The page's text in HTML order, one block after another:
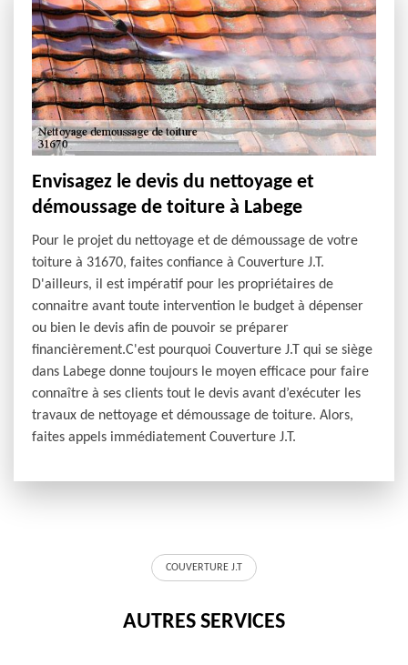
Envisagez le devis du nettoyage et
démoussage de toiture à Labege
Pour le projet du nettoyage et de démoussage de votre
toiture à 31670, faites confiance à Couverture J.T.
D'ailleurs, il est impératif pour les propriétaires de
connaitre avant toute intervention le budget à dépenser
ou bien le devis afin de pouvoir se préparer
financièrement.C'est pourquoi Couverture J.T qui se siège
dans Labege donne toujours le moyen efficace pour faire
connaître à ses clients tout le devis avant d’exécuter les
travaux de nettoyage et démoussage de toiture. Alors,
faites appels immédiatement Couverture J.T.
COUVERTURE J.T
AUTRES SERVICES